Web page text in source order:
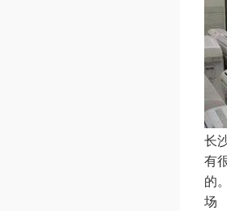
长
有
的
场